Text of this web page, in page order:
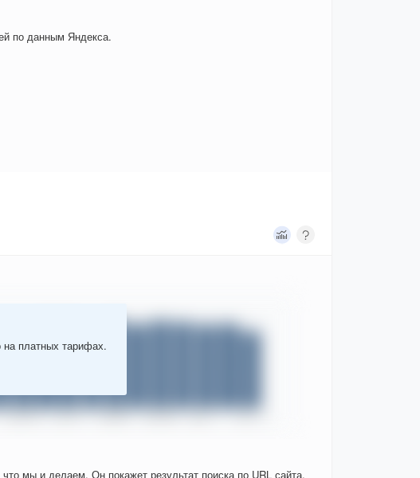
по данным Яндекса.
на платных тарифах.
что мы и делаем. Он покажет результат поиска по URL сайта,